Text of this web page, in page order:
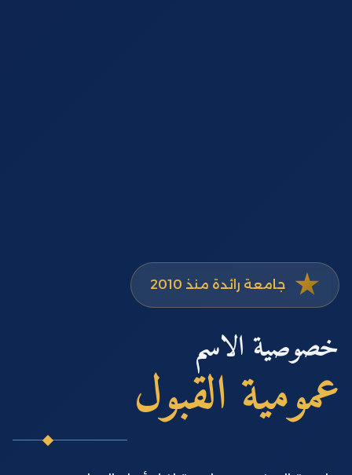
جامعة رائدة منذ 2010
خصوصية الاسم
عمومية القبول